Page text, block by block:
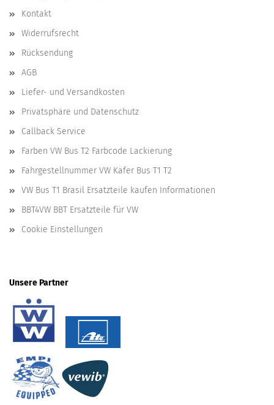
Kontakt
Widerrufsrecht
Rücksendung
AGB
Liefer- und Versandkosten
Privatsphäre und Datenschutz
Callback Service
Farben VW Bus T2 Farbcode Lackierung
Fahrgestellnummer VW Käfer Bus T1 T2
VW Bus T1 Brasil Ersatzteile kaufen Informationen
BBT4VW BBT Ersatzteile für VW
Cookie Einstellungen
Unsere Partner